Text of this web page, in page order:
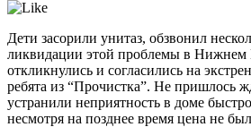
Дети засорили унитаз, обзвонил
ликвидации этой проблемы в Нижнем
откликнулись и согласились на
ребята из “Прочистка”. Не пришлось
устранили неприятность в доме
несмотря на позднее время цена не